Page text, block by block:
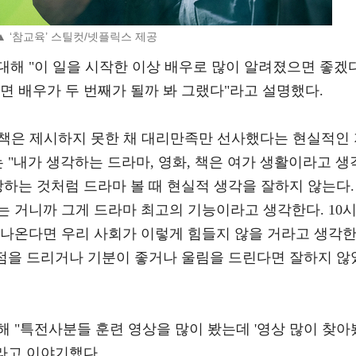
‘참교육’ 스틸컷/넷플릭스 제공
해 "이 일을 시작한 이상 배우로 많이 알려졌으면 좋겠
배우가 두 번째가 될까 봐 그랬다"라고 설명했다.
은 제시하지 못한 채 대리만족만 선사했다는 현실적인
"내가 생각하는 드라마, 영화, 책은 여가 생활이라고 생
는 것처럼 드라마 볼 때 현실적 생각을 잘하지 않는다.
거니까 그게 드라마 최고의 기능이라고 생각한다. 10시
온다면 우리 사회가 이렇게 힘들지 않을 거라고 생각한
드리거나 기분이 좋거나 울림을 드린다면 잘하지 않
"특전사분들 훈련 영상을 많이 봤는데 '영상 많이 찾아